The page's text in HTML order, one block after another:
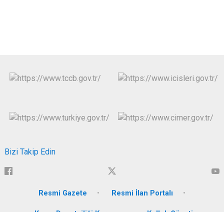
Bizi Takip Edin
Resmi Gazete Resmi İlan Portalı